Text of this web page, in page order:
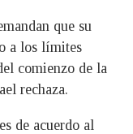
que su
a los límites
comienzo de la
rechaza.
de acuerdo al